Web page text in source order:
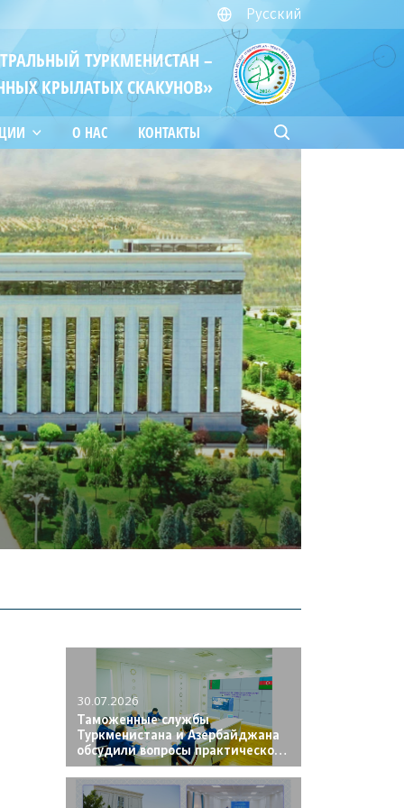
Русский
ТУРКМЕНИСТАН –
КРЫЛАТЫХ СКАКУНОВ»
О НАС КОНТАКТЫ
30.07.2026
Межведомственный учебно-
методический семинар,
состоявшийся в Учебном центре
Завершилась масштабная
реконструкция таможенного
поста «Сарахс автоёллары»
25.07.2026
В Туркменистане внедрена
электронная система eTIR
Туркменистана и Азербайджана
30.07.2026
Межведомственный учебно-
методический семинар,
состоявшийся в Учебном центре